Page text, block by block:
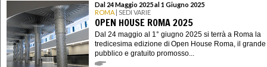
Dal 24 Maggio 2025 al 1 Giugno 2025
ROMA | SEDI VARIE
OPEN HOUSE ROMA 2025
Dal 24 maggio al 1° giugno 2025 si terrà a Roma la
tredicesima edizione di Open House Roma, il
pubblico e gratuito promosso...